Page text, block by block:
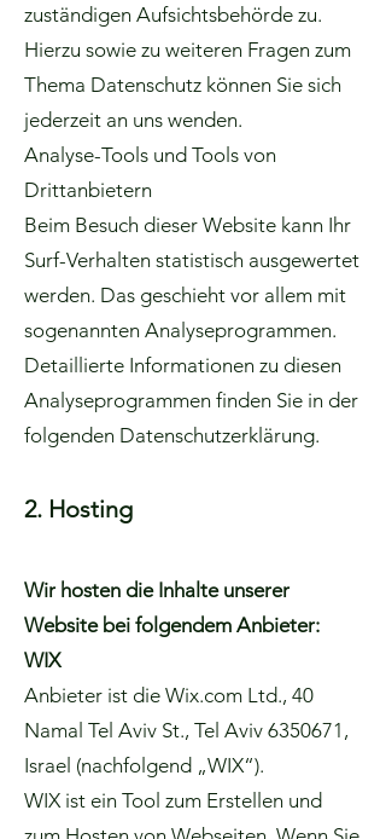
zuständigen Aufsichtsbehörde zu.
Hierzu sowie zu weiteren Fragen zum
Thema Datenschutz können Sie sich
jederzeit an uns wenden.
Analyse-Tools und Tools von
Drittanbietern
Beim Besuch dieser Website kann Ihr
Surf-Verhalten statistisch ausgewertet
werden. Das geschieht vor allem mit
sogenannten Analyseprogrammen.
Detaillierte Informationen zu diesen
Analyseprogrammen finden Sie in der
folgenden Datenschutzerklärung.
2. Hosting
Wir hosten die Inhalte unserer
Website bei folgendem Anbieter:
WIX
Anbieter ist die Wix.com Ltd., 40
Namal Tel Aviv St., Tel Aviv 6350671 ,
Israel (nachfolgend „WIX“).
WIX ist ein Tool zum Erstellen und